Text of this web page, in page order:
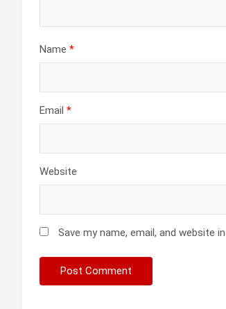
Name *
Email *
Website
Save my name, email, and website